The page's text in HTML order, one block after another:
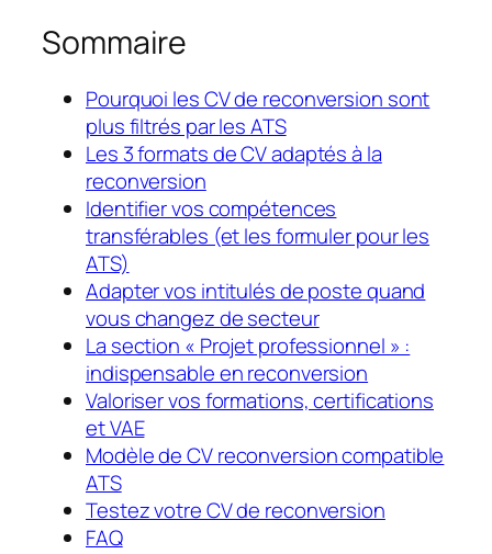
Sommaire
Pourquoi les CV de reconversion sont
plus filtrés par les ATS
Les 3 formats de CV adaptés à la
reconversion
Identifier vos compétences
transférables (et les formuler pour les
ATS)
Adapter vos intitulés de poste quand
vous changez de secteur
La section « Projet professionnel » :
indispensable en reconversion
Valoriser vos formations, certifications
et VAE
Modèle de CV reconversion compatible
ATS
Testez votre CV de reconversion
FAQ